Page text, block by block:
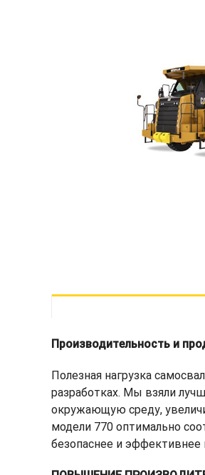
Производительность и
Полезная нагрузка
разработках. Мы взяли
окружающую среду,
модели 770 оптимально
безопаснее и